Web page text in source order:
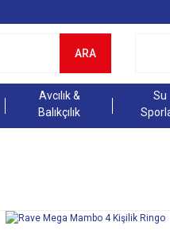
ARA
Avcılık &
Balıkçılık
Su